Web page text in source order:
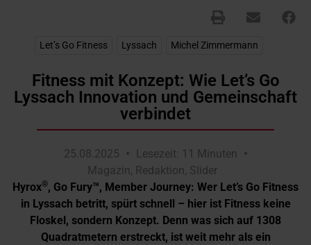
Let’s Go Fitness Lyssach Michel Zimmermann
Fitness mit Konzept: Wie Let’s Go
Lyssach Innovation und Gemeinschaft
verbindet
25.08.2025
Lesezeit: 11 Minuten
Magazin, Redaktion, Slider
Hyrox®, Go Fury™, Member Journey: Wer Let’s Go Fitness
in Lyssach betritt, spürt schnell – hier ist Fitness keine
Floskel, sondern Konzept. Denn was sich auf 1308
Quadratmetern erstreckt, ist weit mehr als ein